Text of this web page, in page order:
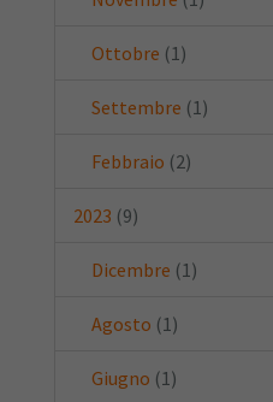
Ottobre (1)
Settembre (1)
Febbraio (2)
2023 (9)
Dicembre (1)
Agosto (1)
Giugno (1)